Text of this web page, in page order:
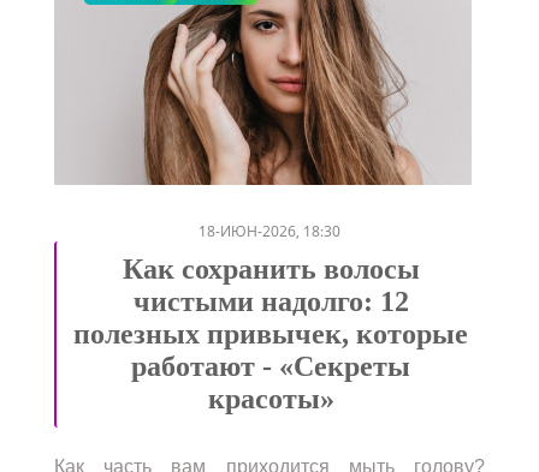
18-ИЮН-2026, 18:30
Как сохранить волосы
чистыми надолго: 12
полезных привычек, которые
работают - «Секреты
красоты»
Как часть вам приходится мыть голову?